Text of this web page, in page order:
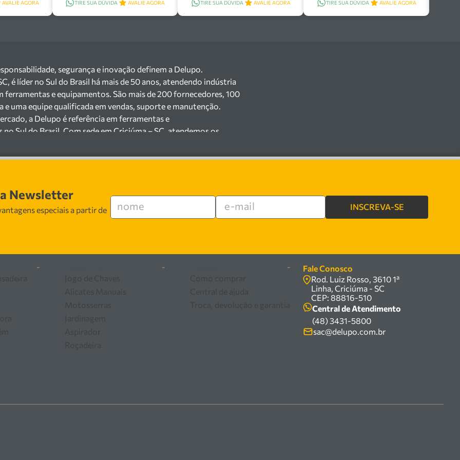
AVALIE AGORA TIRE SUA DÚVIDA AVALIE AGORA TIRE SUA DÚVIDA AVALIE AGORA TIRE SUA DÚVIDA AVALIE AGORA
segurança e inovação definem a Delupo.
é líder no Sul do Brasil há mais de 50 anos, atendendo indústria
ferramentas e equipamentos. São mais de 200 fornecedores, 100
uma equipe qualificada em vendas, suporte e manutenção.
a Delupo é referência em ferramentas e
Sul do Brasil. Com sede em Criciúma – SC, atendemos os
200 fornecedores parceiros e um estoque com mais de
mineradoras e siderúrgicas.
especializada em vendas, suporte técnico e
segurança, inovação e qualidade em cada atendimento. Encontre
ferramentas e equipamentos para o seu negócio.
Newsletter
especiais a partir de
INSCREVA-SE
-
-
-
Fale Conosco
Rod. Luiz Rosso, 3610 1ª
Linha, Criciúma - SC
CEP: 88816-510
Central de Atendimento
(48) 3431-5800
sac@delupo.com.br